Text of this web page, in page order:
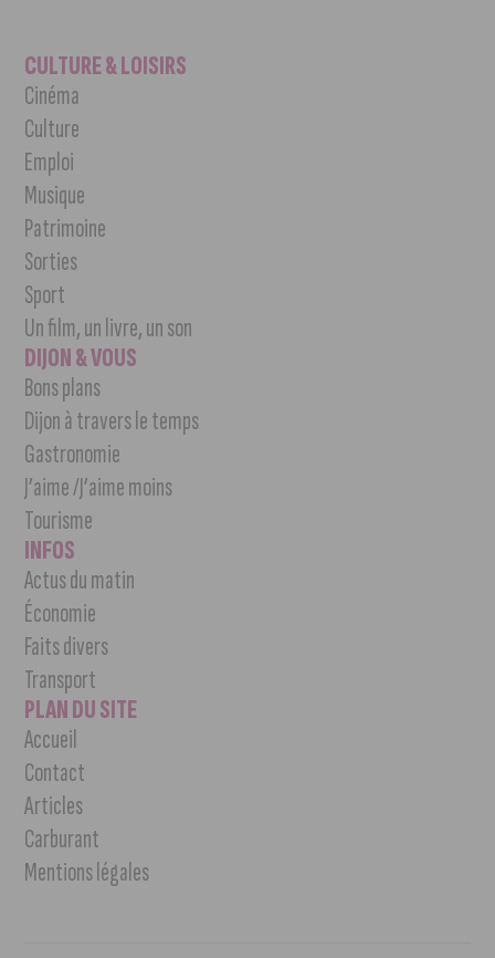
CULTURE & LOISIRS
Cinéma
Culture
Emploi
Musique
Patrimoine
Sorties
Sport
Un film, un livre, un son
DIJON & VOUS
Bons plans
Dijon à travers le temps
Gastronomie
J’aime /J’aime moins
Tourisme
INFOS
Actus du matin
Économie
Faits divers
Transport
PLAN DU SITE
Accueil
Contact
Articles
Carburant
Mentions légales